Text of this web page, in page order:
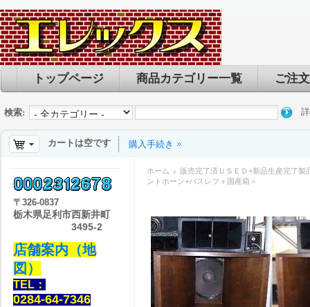
トップページ 商品カテゴリー一覧 ご注
検索:
カートは空です 購入手続き
ホーム
販売完了済ＵＳＥＤ+新品生産完了製
ントホーン+バスレフ＋国産箱＞
〒 326-0837
栃木県足利市西新井町
3495-2
店舗案内（地
図）
TEL：
0284-64-7346